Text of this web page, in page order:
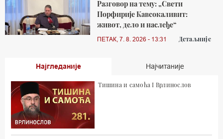
Разговор на тему: „Свети
Порфирије Кавсокаливит:
живот, дело и наслеђе“
ПЕТАК, 7. 8. 2026 - 13:31 Детаљније
Најгледаније Најчитаније
Тишина и самоћа I Врлинослов